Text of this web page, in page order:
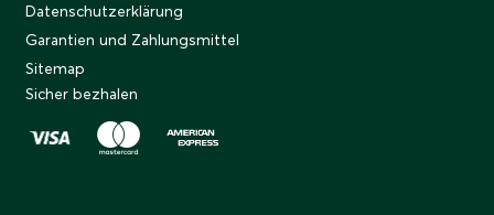
Datenschutzerklärung
Garantien und Zahlungsmittel
Sitemap
Sicher bezhalen